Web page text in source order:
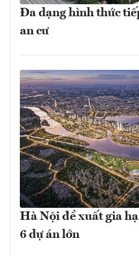
Đa dạng hình thức
an cư
Hà Nội đề xuất gia
6 dự án lớn